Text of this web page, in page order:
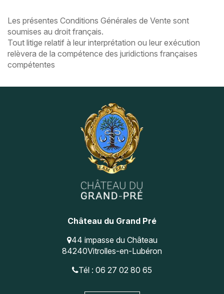
Les présentes Conditions Générales de Vente sont
soumises au droit français.
Tout litige relatif à leur interprétation ou leur exécution
relèvera de la compétence des juridictions françaises
compétentes
Château du Grand Pré
44 impasse du Château
84240Vitrolles-en-Lubéron
Tél : 06 27 02 80 65